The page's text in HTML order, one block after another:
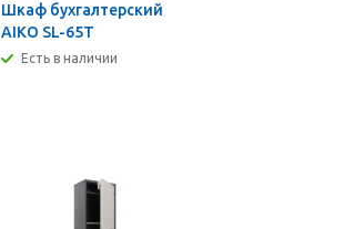
Шкаф бухгалтерский
AIKO SL-65Т
Есть в наличии